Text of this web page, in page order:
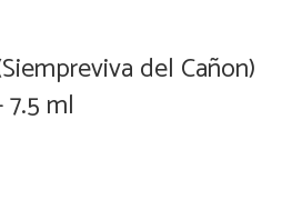
del Cañon)
7.5 ml